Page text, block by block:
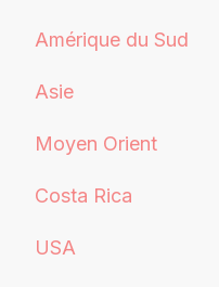
Amérique du Sud
Asie
Moyen Orient
Costa Rica
USA